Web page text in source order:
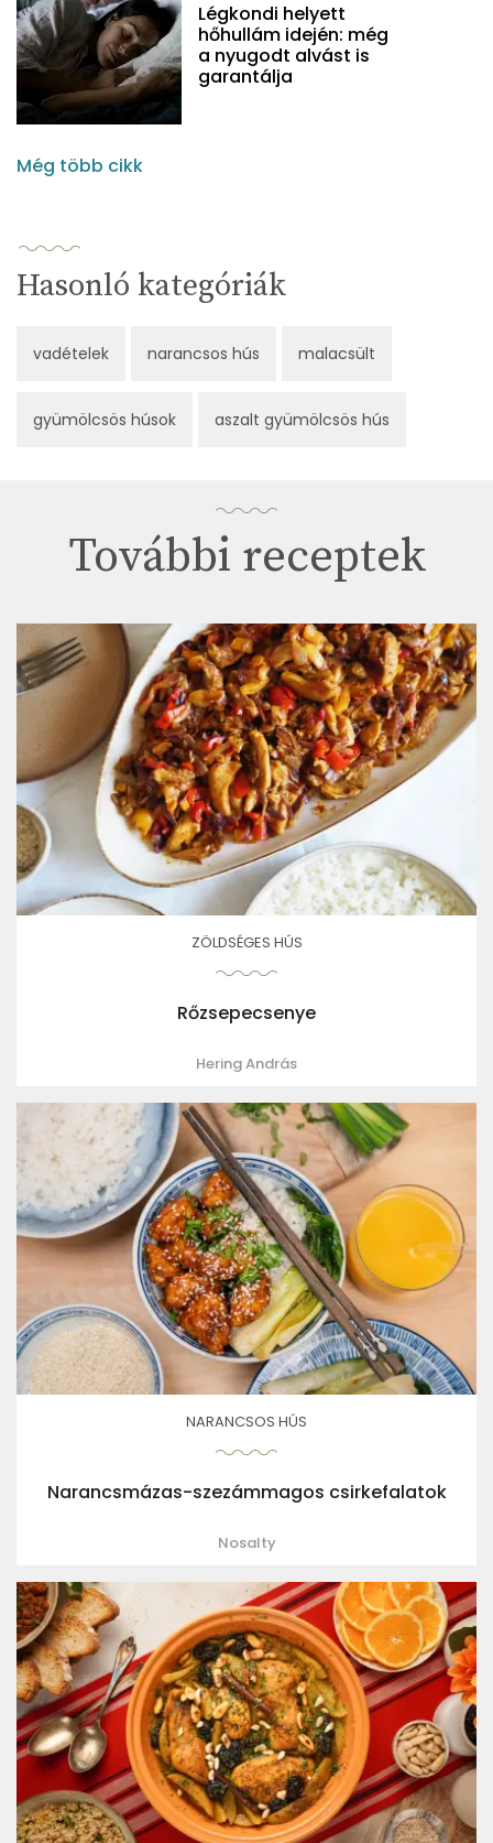
Légkondi helyett
hőhullám idején: még
a nyugodt alvást is
garantálja
Még több cikk
Hasonló kategóriák
vadételek narancsos hús malacsült
gyümölcsös húsok aszalt gyümölcsös hús
További receptek
ZÖLDSÉGES HÚS
Rőzsepecsenye
Hering András
NARANCSOS HÚS
Narancsmázas-szezámmagos csirkefalatok
Nosalty